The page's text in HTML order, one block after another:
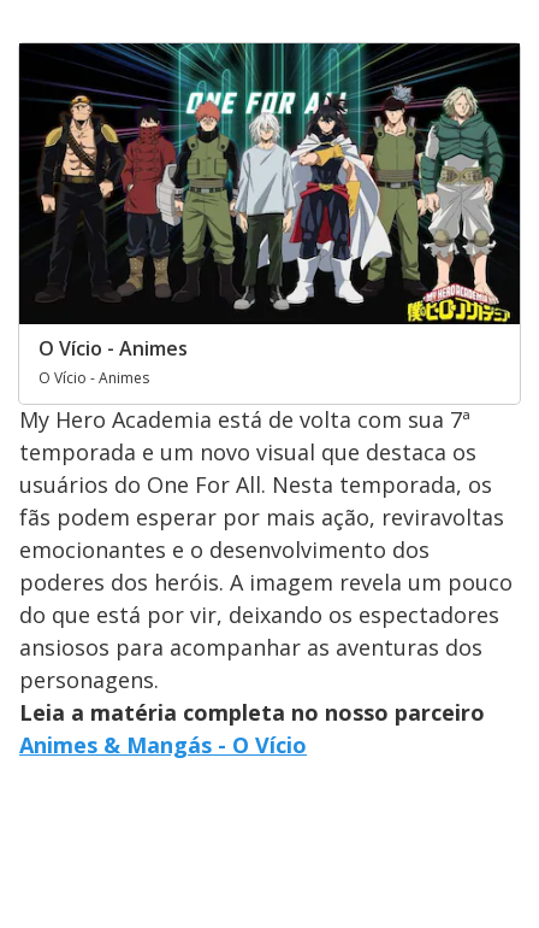
O Vício - Animes
O Vício - Animes
My Hero Academia está de volta com sua 7ª
temporada e um novo visual que destaca os
usuários do One For All. Nesta temporada, os
fãs podem esperar por mais ação, reviravoltas
emocionantes e o desenvolvimento dos
poderes dos heróis. A imagem revela um pouco
do que está por vir, deixando os espectadores
ansiosos para acompanhar as aventuras dos
personagens.
Leia a matéria completa no nosso parceiro
Animes & Mangás - O Vício